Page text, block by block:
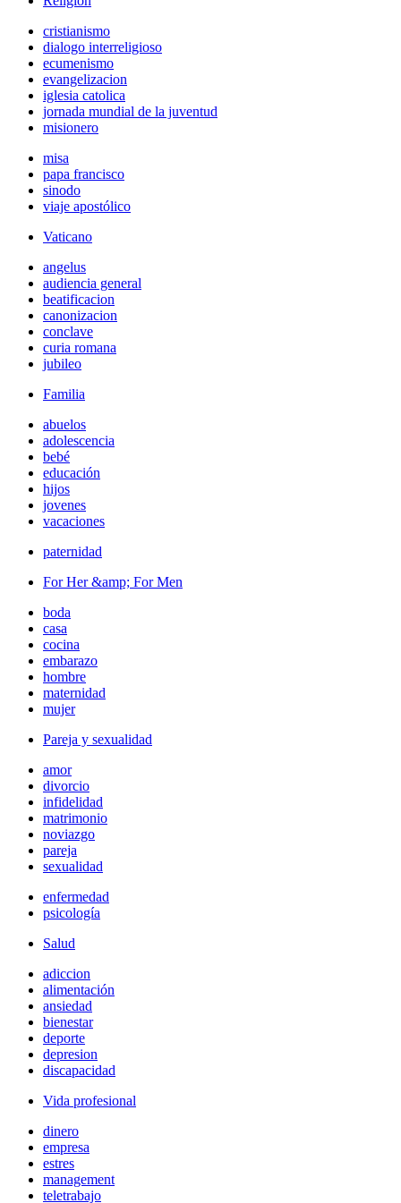
cristianismo
dialogo interreligioso
ecumenismo
evangelizacion
iglesia catolica
jornada mundial de la juventud
misionero
misa
papa francisco
sinodo
viaje apostólico
Vaticano
angelus
audiencia general
beatificacion
canonizacion
conclave
curia romana
jubileo
Familia
abuelos
adolescencia
bebé
educación
hijos
jovenes
vacaciones
paternidad
For Her &amp; For Men
boda
casa
cocina
embarazo
hombre
maternidad
mujer
Pareja y sexualidad
amor
divorcio
infidelidad
matrimonio
noviazgo
pareja
sexualidad
enfermedad
psicología
Salud
adiccion
alimentación
ansiedad
bienestar
deporte
depresion
discapacidad
Vida profesional
dinero
empresa
estres
management
teletrabajo